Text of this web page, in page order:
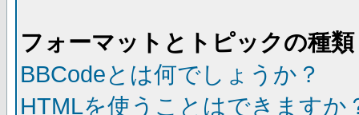
フォーマットとトピックの種類
BBCodeとは何でしょうか？
HTMLを使うことはできますか